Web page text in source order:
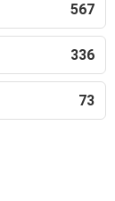
567
336
73